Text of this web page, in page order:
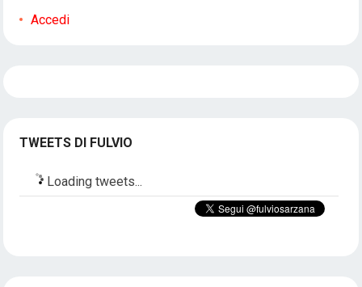
Accedi
TWEETS DI FULVIO
Loading tweets...